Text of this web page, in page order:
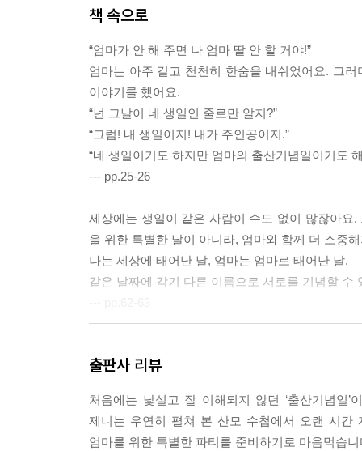
책 속으로
“엄마가 안 해 주면 나 엄마 딸 안 할 거야!”
엄마는 아주 길고 천천히 한숨을 내쉬었어요. 그
이야기를 했어요.
“넌 그날이 네 생일인 줄로만 알지?”
“그럼! 내 생일이지! 내가 주인공이지.”
“네 생일이기도 하지만 엄마의 출산기념일이기도
--- pp.25-26
세상에는 생일이 같은 사람이 수도 없이 많잖아
을 위한 특별한 날이 아니라, 엄마와 함께 더 소중
나는 세상에 태어난 날, 엄마는 엄마로 태어난 날.
같은 날짜에 각기 다른 이름으로 서로를 기념할 수
나는 앞으로도 매일매일을 기념할 만한 날들로 만
--- p.68
출판사 리뷰
처음에는 낯설고 잘 이해되지 않던 ‘출산기념일
제니는 우연히 펼쳐 본 산모 수첩에서 오랜 시간
엄마를 위한 특별한 파티를 준비하기로 마음먹습니